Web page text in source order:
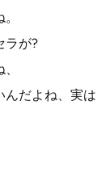
ラが?
だよね、実は